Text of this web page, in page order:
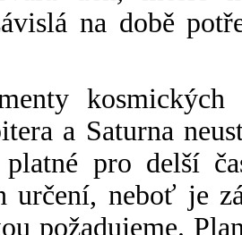
na době
a Saturna
pro delší
určení, neboť je
požadujeme.